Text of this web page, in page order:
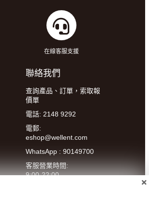
在線客服支援
聯絡我們
查詢產品、訂單，索取報
價單
電話: 2148 9292
電郵:
eshop@wellent.com
WhatsApp : 90149700
客服營業時間:
9:00-22:00